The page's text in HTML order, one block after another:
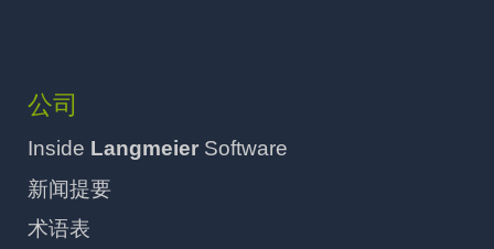
公司
Inside Langmeier Software
新闻提要
术语表